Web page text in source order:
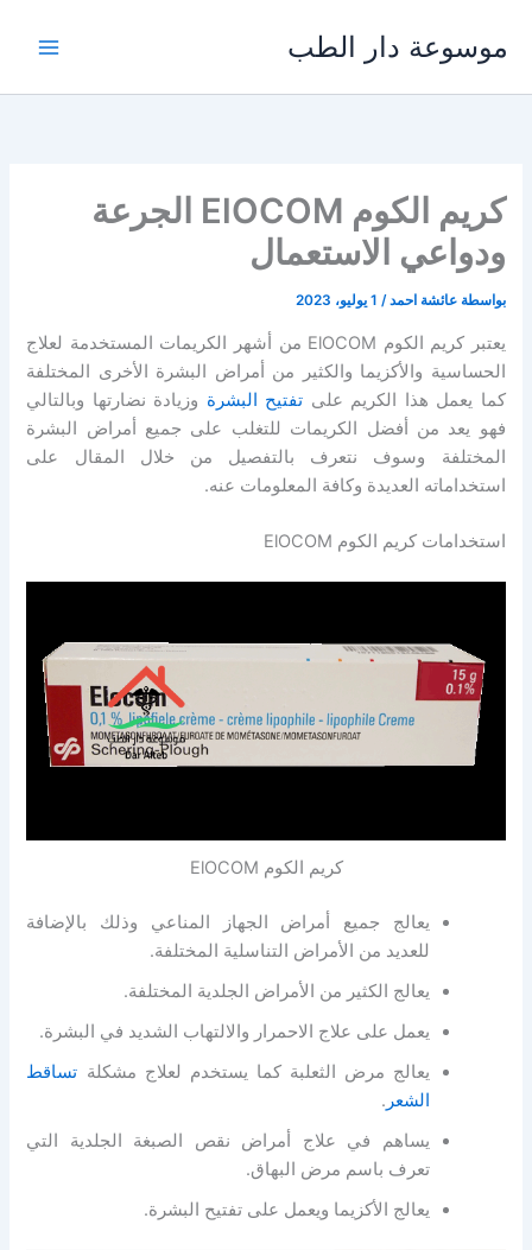
المحتوى
موسوعة دار الطب
كريم الكوم ElOCOM الجرعة
ودواعي الاستعمال
بواسطة عائشة احمد/ 1 يوليو، 2023
يعتبر كريم الكوم ElOCOM من أشهر الكريمات المستخدمة لعلاج
الحساسية والأكزيما والكثير من أمراض البشرة الأخرى المختلفة
كما يعمل هذا الكريم على تفتيح البشرة وزيادة نضارتها وبالتالي
فهو يعد من أفضل الكريمات للتغلب على جميع أمراض البشرة
المختلفة وسوف نتعرف بالتفصيل من خلال المقال على
استخداماته العديدة وكافة المعلومات عنه.
استخدامات كريم الكوم ElOCOM
كريم الكوم ElOCOM
يعالج جميع أمراض الجهاز المناعي وذلك بالإضافة
للعديد من الأمراض التناسلية المختلفة.
يعالج الكثير من الأمراض الجلدية المختلفة.
يعمل على علاج الاحمرار والالتهاب الشديد في البشرة.
يعالج مرض الثعلبة كما يستخدم لعلاج مشكلة تساقط
الشعر .
يساهم في علاج أمراض نقص الصبغة الجلدية التي
تعرف باسم مرض البهاق.
يعالج الأكزيما ويعمل على تفتيح البشرة.